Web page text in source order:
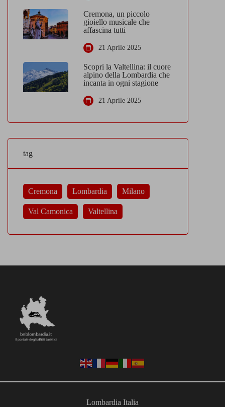
Cremona, un piccolo
gioiello musicale che
affascina tutti
21 Aprile 2025
Scopri la Valtellina: il cuore
alpino della Lombardia che
incanta in ogni stagione
21 Aprile 2025
tag
Cremona Lombardia Milano
Val Camonica Valtellina
Lombardia Italia